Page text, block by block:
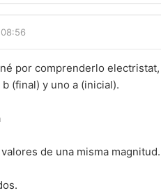
por comprenderlo
(final) y uno a (inicial).
de una misma magnitud.